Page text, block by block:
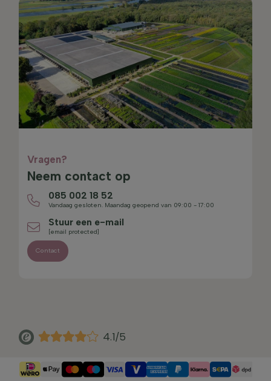
Vragen?
Neem contact op
085 002 18 52
Vandaag gesloten. Maandag geopend van 09:00 - 17:00
Stuur een e-mail
[email protected]
Contact
4.1/5